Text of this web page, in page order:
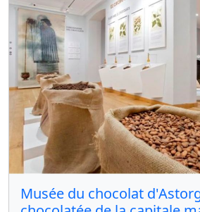
Musée du chocolat